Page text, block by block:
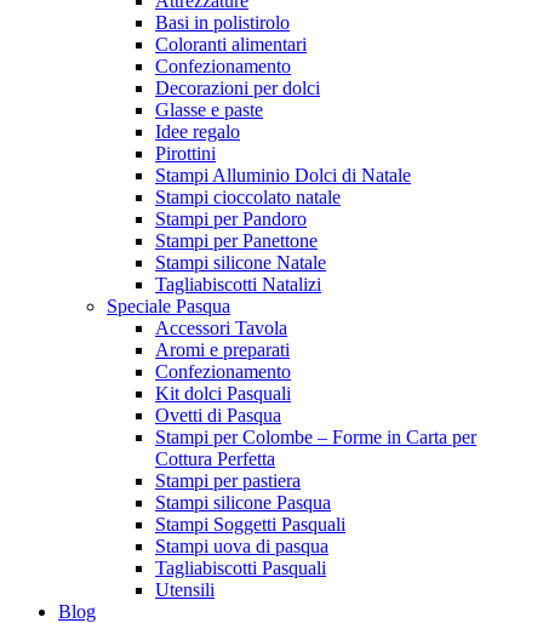
Basi in polistirolo
Coloranti alimentari
Confezionamento
Decorazioni per dolci
Glasse e paste
Idee regalo
Pirottini
Stampi Alluminio Dolci di Natale
Stampi cioccolato natale
Stampi per Pandoro
Stampi per Panettone
Stampi silicone Natale
Tagliabiscotti Natalizi
Speciale Pasqua
Accessori Tavola
Aromi e preparati
Confezionamento
Kit dolci Pasquali
Ovetti di Pasqua
Stampi per Colombe – Forme in Carta per
Cottura Perfetta
Stampi per pastiera
Stampi silicone Pasqua
Stampi Soggetti Pasquali
Stampi uova di pasqua
Tagliabiscotti Pasquali
Utensili
Blog